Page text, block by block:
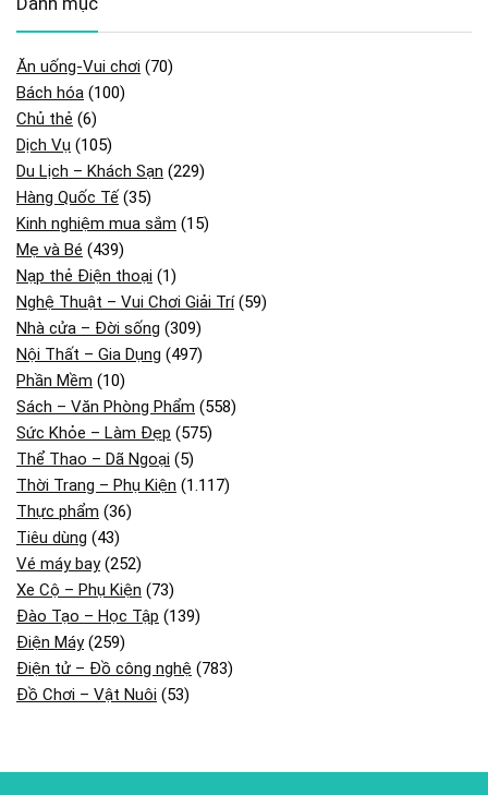
Ăn uống-Vui chơi (70)
Bách hóa (100)
Chủ thẻ (6)
Dịch Vụ (105)
Du Lịch – Khách Sạn (229)
Hàng Quốc Tế (35)
Kinh nghiệm mua sắm (15)
Mẹ và Bé (439)
Nạp thẻ Điện thoại (1)
Nghệ Thuật – Vui Chơi Giải Trí(59)
Nhà cửa – Đời sống (309)
Nội Thất – Gia Dụng (497)
Phần Mềm (10)
Sách – Văn Phòng Phẩm (558)
Sức Khỏe – Làm Đẹp (575)
Thể Thao – Dã Ngoại (5)
Thời Trang – Phụ Kiện (1.117)
Thực phẩm (36)
Tiêu dùng (43)
Vé máy bay(252)
Xe Cộ – Phụ Kiện (73)
Đào Tạo – Học Tập (139)
Điện Máy(259)
Điện tử – Đồ công nghệ (783)
Đồ Chơi – Vật Nuôi (53)